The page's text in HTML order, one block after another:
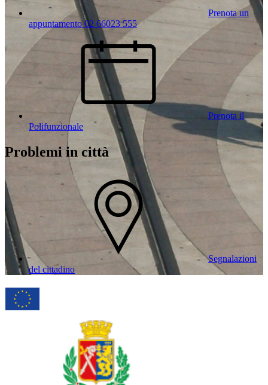
Prenota un
appuntamento 02 66023 555
Prenota il
Polifunzionale
Problemi in città
Segnalazioni
del cittadino